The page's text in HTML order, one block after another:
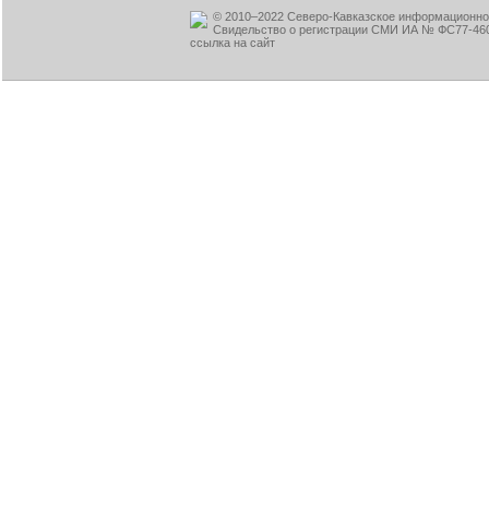
© 2010–2022 Северо-Кавказское
Свидельство о регистрации СМИ ИА № ФС77-
ссылка на сайт